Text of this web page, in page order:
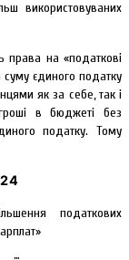
використовуваних
права на «податкові
суму єдиного податку
як за себе, так і
в бюджеті без
податку. Тому
податкових